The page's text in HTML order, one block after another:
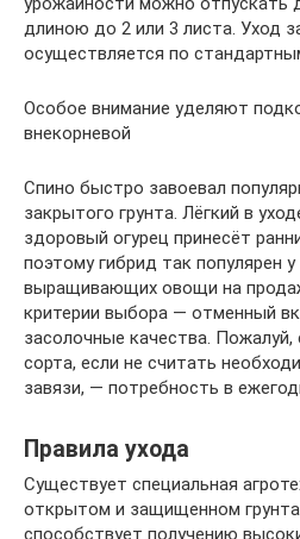
длиною до 2 или 3 листа. Уход
осуществляется по
Особое внимание уделяют
внекорневой
Спино быстро завоевал
закрытого грунта. Лёгкий в
здоровый огурец принесёт
поэтому гибрид так популярен
выращивающих овощи на
критерии выбора — отменный
засолочные качества.
сорта, если не считать
завязи, — потребность в
Правила ухода
Существует специальная
открытом и защищенном
способствует получению